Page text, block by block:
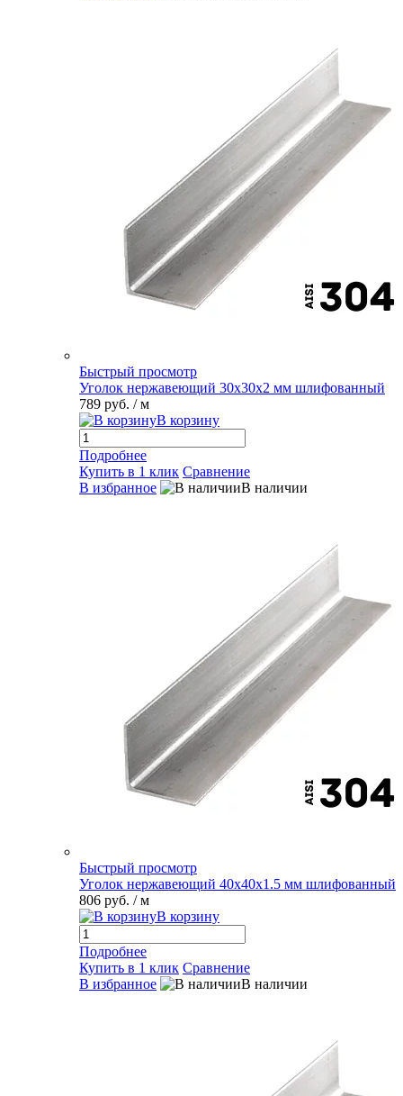
Быстрый просмотр
Уголок нержавеющий 30х30х2 мм шлифованный
789 руб. / м
В корзину
Подробнее
Купить в 1 клик Сравнение
В избранное
В наличии
Быстрый просмотр
Уголок нержавеющий 40х40х1.5 мм шлифованный
806 руб. / м
В корзину
Подробнее
Купить в 1 клик Сравнение
В избранное
В наличии